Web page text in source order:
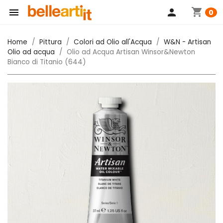
 shopping_cart 0
person
Home Pittura Colori ad Olio all'Acqua
W&N - Artisan
Olio ad acqua
Olio ad Acqua Artisan Winsor&Newton
Bianco di Titanio (644)